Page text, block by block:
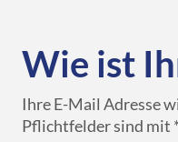
Wie ist
Ihre E-Mail Adresse
Pflichtfelder sind mit